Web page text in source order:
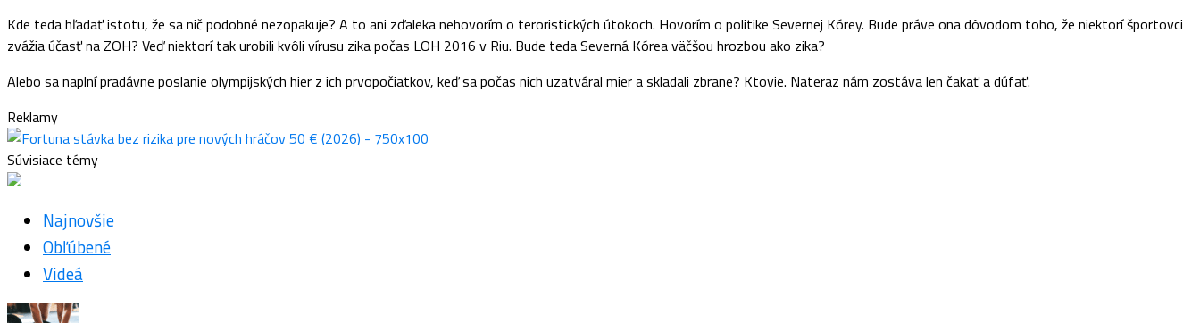
Kde teda hľadať istotu, že sa nič podobné nezopakuje? A to ani zďaleka nehovorím o teroristických útokoch. Hovorím o politike Severnej Kórey. Bude práve ona dôvodom toho, že niektorí športovci
zvážia účasť na ZOH? Veď niektorí tak urobili kvôli vírusu zika počas LOH 2016 v Riu. Bude teda Severná Kórea väčšou hrozbou ako zika?
Alebo sa naplní pradávne poslanie olympijských hier z ich prvopočiatkov, keď sa počas nich uzatváral mier a skladali zbrane? Ktovie. Nateraz nám zostáva len čakať a dúfať.
Reklamy
Súvisiace témy
Najnovšie
Obľúbené
Videá